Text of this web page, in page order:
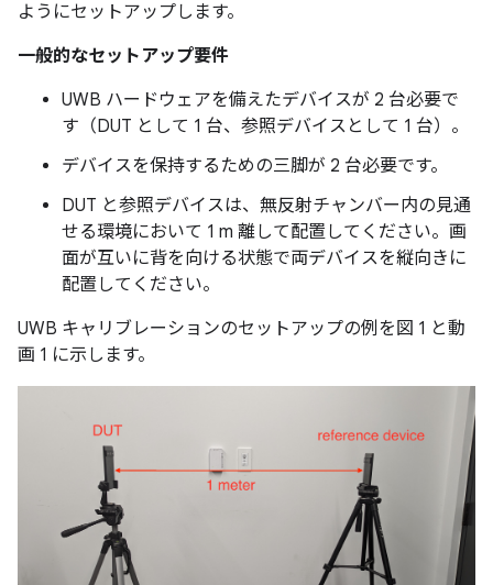
ようにセットアップします。
一般的なセットアップ要件
UWB ハードウェアを備えたデバイスが 2 台必要で
す（DUT として 1 台、参照デバイスとして 1 台）。
デバイスを保持するための三脚が 2 台必要です。
DUT と参照デバイスは、無反射チャンバー内の見通
せる環境において 1 m 離して配置してください。画
面が互いに背を向ける状態で両デバイスを縦向きに
配置してください。
UWB キャリブレーションのセットアップの例を図 1 と動
画 1 に示します。